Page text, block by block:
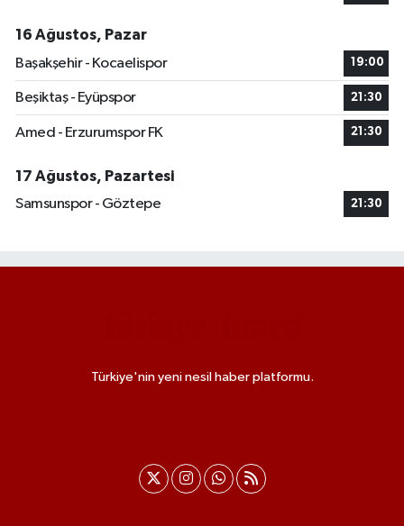
16 Ağustos, Pazar
Başakşehir - Kocaelispor
19:00
Beşiktaş - Eyüpspor 21:30
Amed - Erzurumspor FK 21:30
17 Ağustos, Pazartesi
Samsunspor - Göztepe
21:30
Türkiye'nin yeni nesil haber platformu.